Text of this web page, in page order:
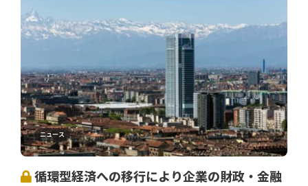
ニュース
循環型経済への移行により企業の財政・金融